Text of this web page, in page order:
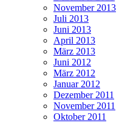
November 2013
Juli 2013
Juni 2013
April 2013
März 2013
Juni 2012
März 2012
Januar 2012
Dezember 2011
November 2011
Oktober 2011